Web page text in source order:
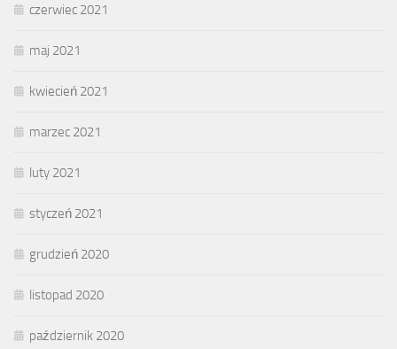
czerwiec 2021
maj 2021
kwiecień 2021
marzec 2021
luty 2021
styczeń 2021
grudzień 2020
listopad 2020
październik 2020